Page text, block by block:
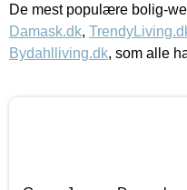
De mest populære bolig-
Damask.dk,
Bydahlliving.dk, som alle